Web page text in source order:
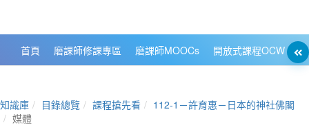
首頁 磨課師修課專區 磨課師MOOCs 開放式課程OCW
知識庫 目錄總覽 課程搶先看
112-1－許育惠－日本的神社佛閣
媒體